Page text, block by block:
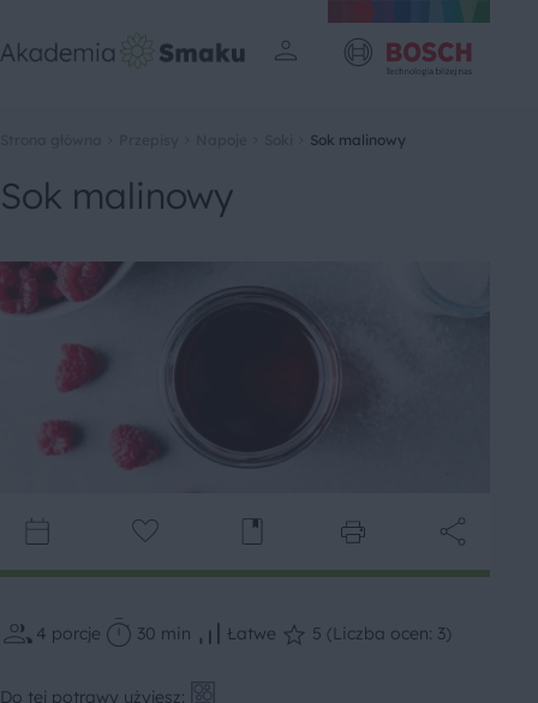
Sok malinowy
Sok malinowy
4 porcje 30 min Łatwe 5 (Liczba ocen: 3)
Do tej potrawy użyjesz: